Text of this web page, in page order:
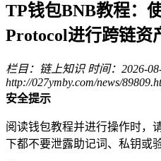
TP钱包BNB教程：
Protocol进行跨链资
栏目：链上知识 时间：2026-
http://027ymby.com/news/
安全提示
阅读钱包教程并进行操作时，
下都不要泄露助记词、私钥或